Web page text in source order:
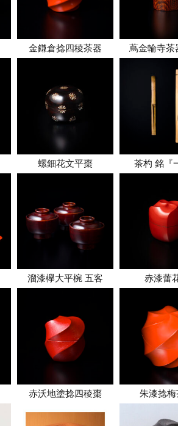
金鎌倉捻四稜茶器 蔦金輪寺茶
螺鈿花文平棗 茶杓 銘『
溜漆欅大平椀 五客 赤漆蕾
赤沃地塗捻四稜棗 朱漆捻梅